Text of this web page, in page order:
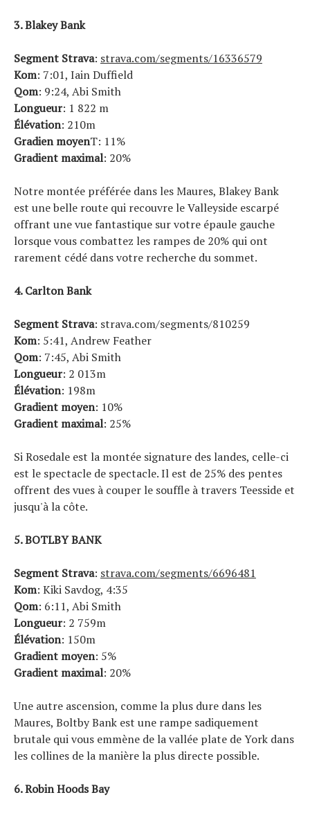
3. Blakey Bank
Segment Strava: strava.com/segments/16336579
Kom: 7:01, Iain Duffield
Qom: 9:24, Abi Smith
Longueur: 1 822 m
Élévation: 210m
Gradien moyenT: 11%
Gradient maximal: 20%
Notre montée préférée dans les Maures, Blakey Bank
est une belle route qui recouvre le Valleyside escarpé
offrant une vue fantastique sur votre épaule gauche
lorsque vous combattez les rampes de 20% qui ont
rarement cédé dans votre recherche du sommet.
4. Carlton Bank
Segment Strava: strava.com/segments/810259
Kom: 5:41, Andrew Feather
Qom: 7:45, Abi Smith
Longueur: 2 013m
Élévation: 198m
Gradient moyen: 10%
Gradient maximal: 25%
Si Rosedale est la montée signature des landes, celle-ci
est le spectacle de spectacle. Il est de 25% des pentes
offrent des vues à couper le souffle à travers Teesside et
jusqu'à la côte.
5. BOTLBY BANK
Segment Strava: strava.com/segments/6696481
Kom: Kiki Savdog, 4:35
Qom: 6:11, Abi Smith
Longueur: 2 759m
Élévation: 150m
Gradient moyen: 5%
Gradient maximal: 20%
Une autre ascension, comme la plus dure dans les
Maures, Boltby Bank est une rampe sadiquement
brutale qui vous emmène de la vallée plate de York dans
les collines de la manière la plus directe possible.
6. Robin Hoods Bay